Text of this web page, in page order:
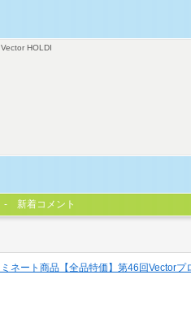
Vector HOLDI
新着コメント